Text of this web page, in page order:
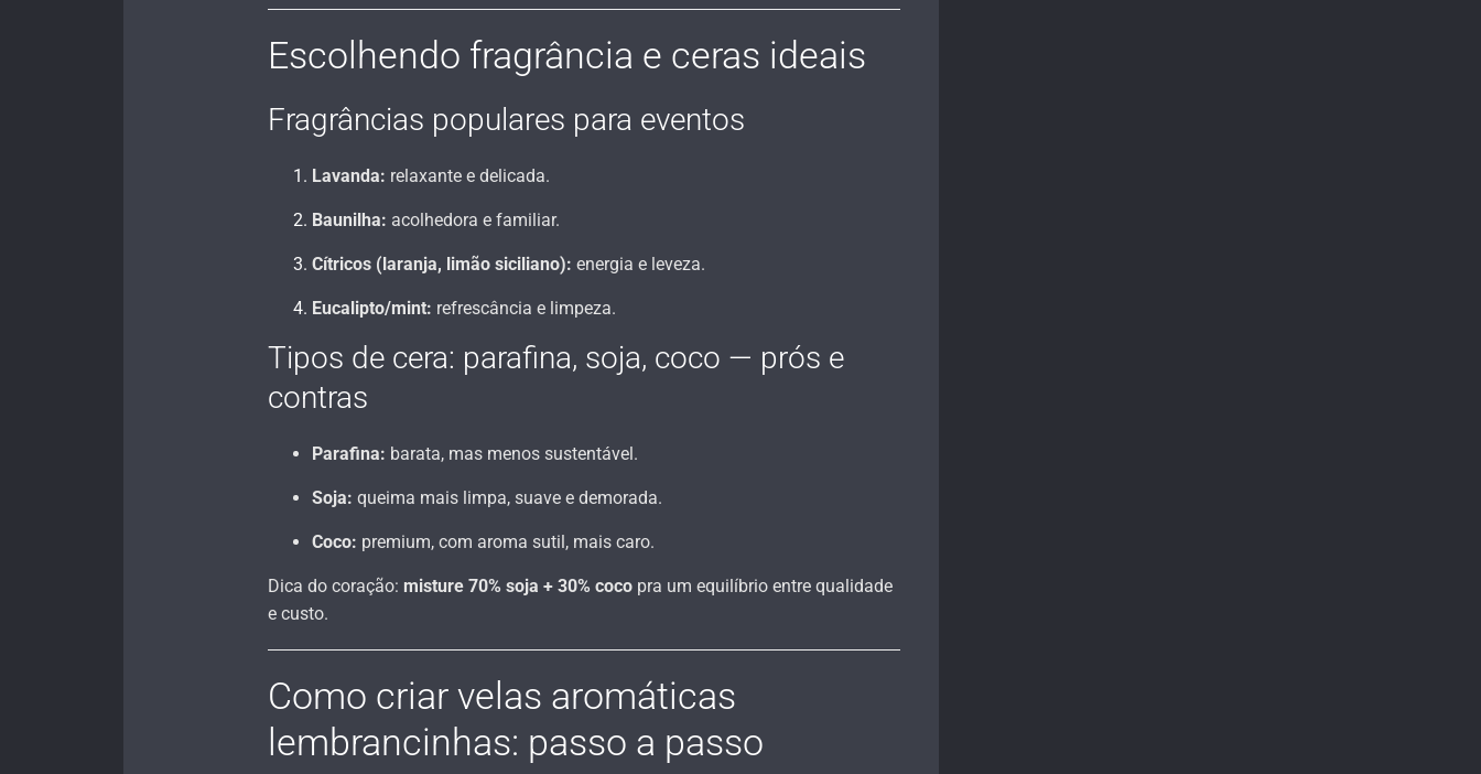
Escolhendo fragrância e ceras ideais
Fragrâncias populares para eventos
Lavanda: relaxante e delicada.
Baunilha: acolhedora e familiar.
Cítricos (laranja, limão siciliano): energia e leveza.
Eucalipto/mint: refrescância e limpeza.
Tipos de cera: parafina, soja, coco — prós e
contras
Parafina: barata, mas menos sustentável.
Soja: queima mais limpa, suave e demorada.
Coco: premium, com aroma sutil, mais caro.
Dica do coração: misture 70% soja + 30% cocopra um equilíbrio entre qualidade
e custo.
Como criar velas aromáticas
lembrancinhas: passo a passo